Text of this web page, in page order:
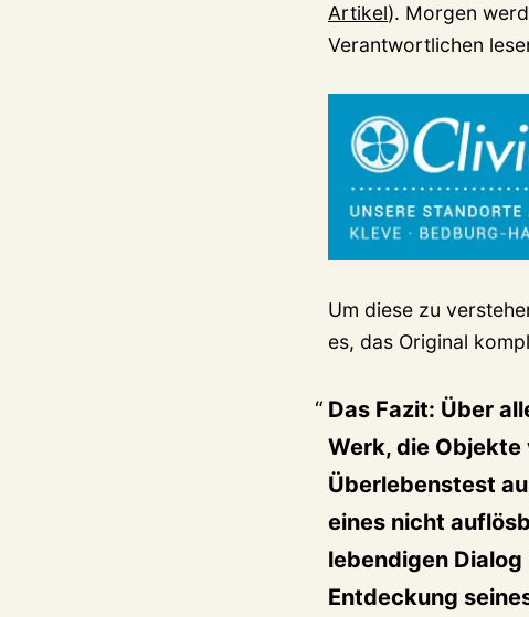
Artikel). Morgen
Verantwortlichen
Um diese zu
es, das Original
Das Fazit: Über
Werk, die
Überlebenstest
eines nicht
lebendigen
Entdeckung